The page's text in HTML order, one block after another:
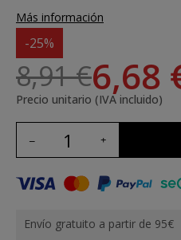
Más información
-25%
8,91 €6,68
Precio unitario (IVA incluido)
Envío gratuito a partir de 95€